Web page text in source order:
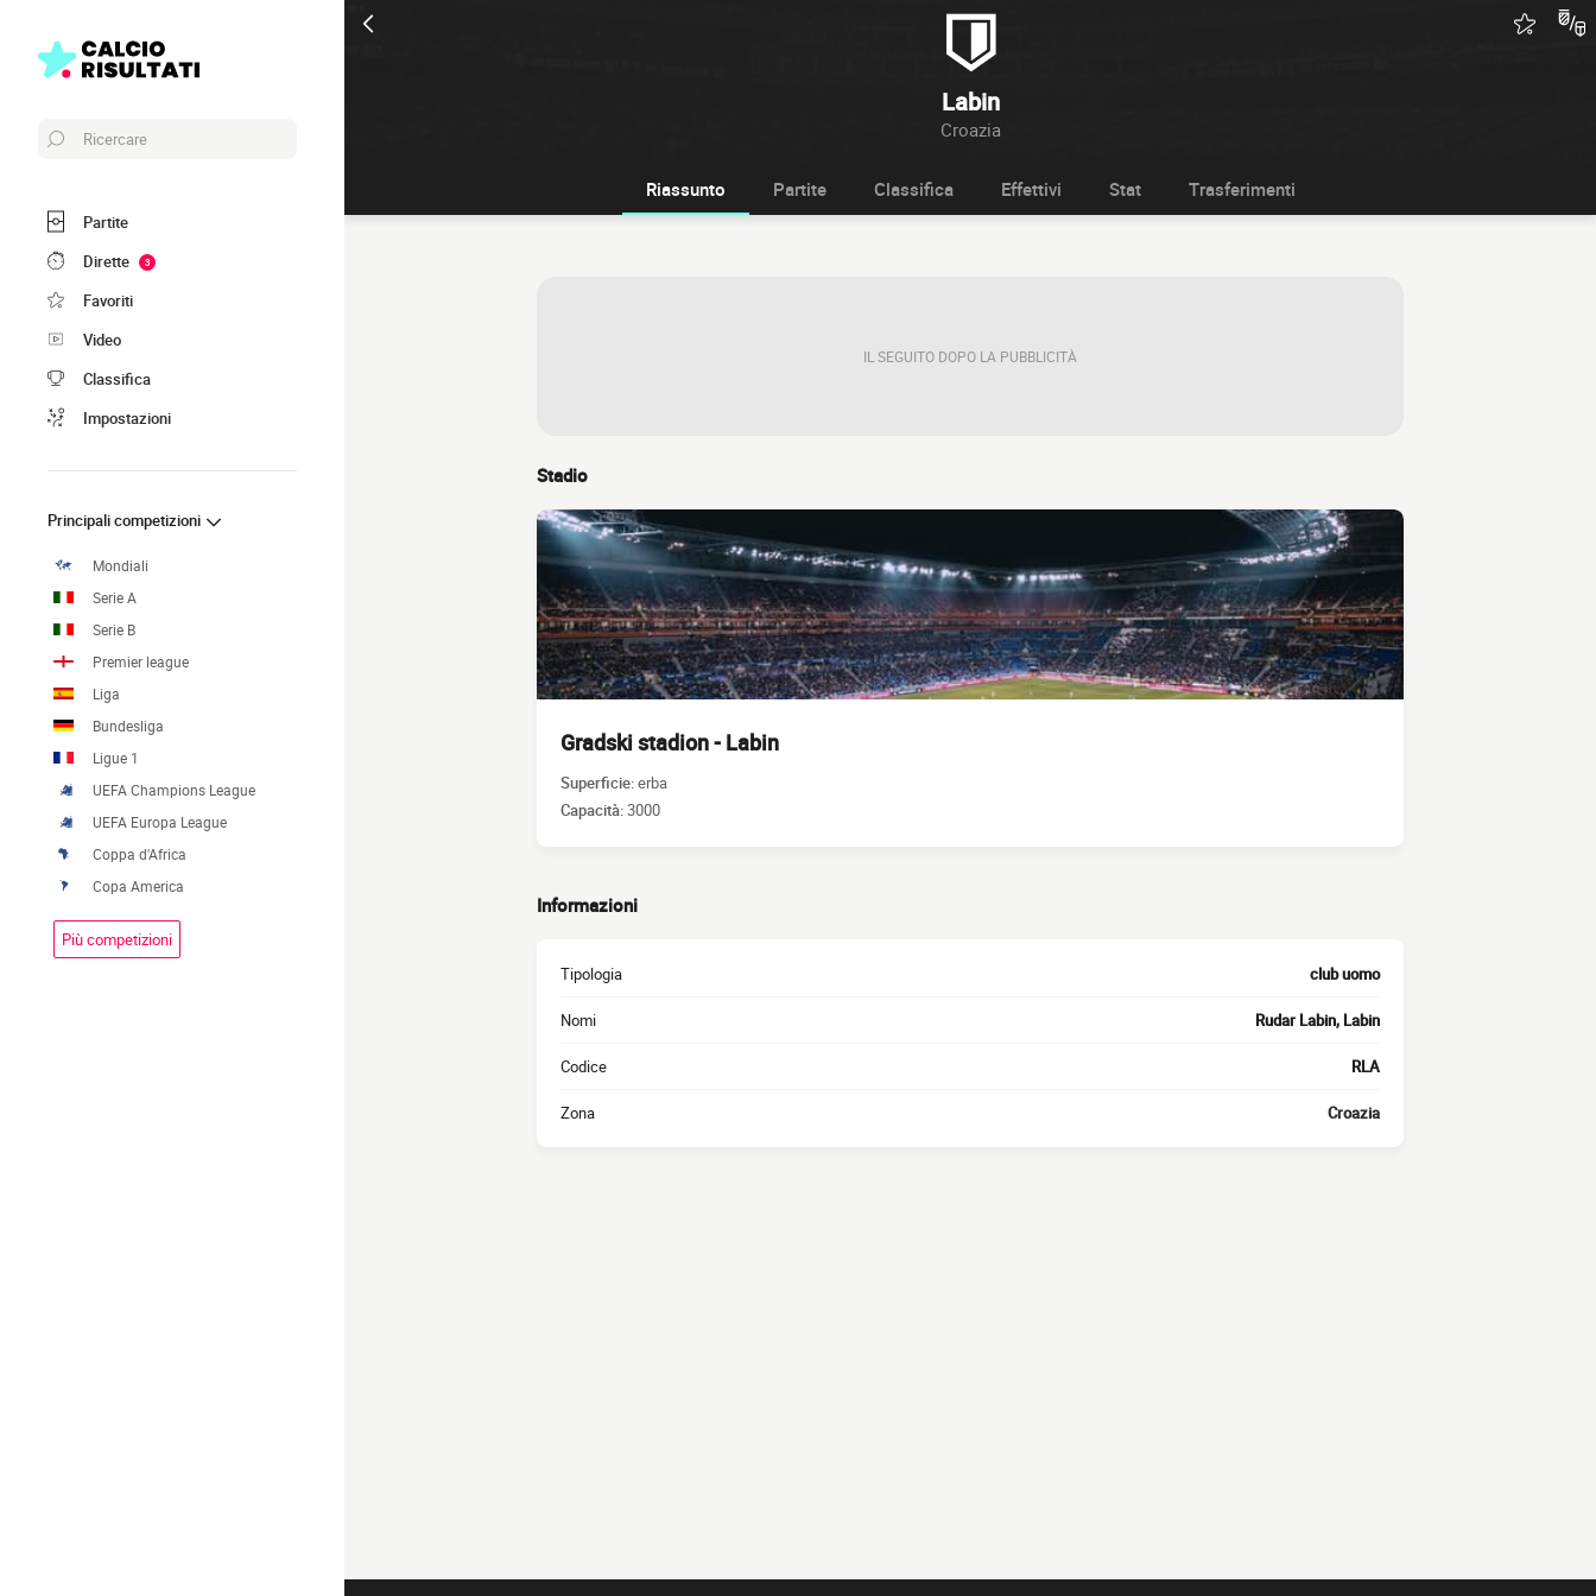
Labin
Croazia
Ricercare
Partite
Dirette
3
Favoriti
Video
Classifica
Impostazioni
Principali competizioni
Mondiali
Serie A
Serie B
Premier league
Liga
Bundesliga
Ligue 1
UEFA Champions League
UEFA Europa League
Coppa d'Africa
Copa America
Più competizioni
Riassunto Partite Classifica Effettivi Stat Trasferimenti
IL SEGUITO DOPO LA PUBBLICITÀ
Stadio
Gradski stadion - Labin
Superficie:erba
Capacità:3000
Informazioni
Tipologia club uomo
Nomi Rudar Labin, Labin
Codice RLA
Zona Croazia